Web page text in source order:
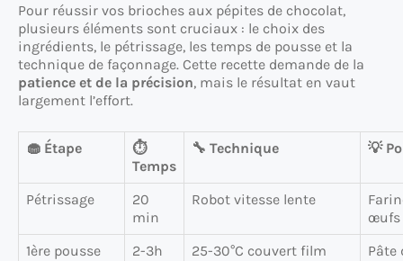
Pour réussir vos brioches aux pépites de chocolat,
plusieurs éléments sont cruciaux : le choix des
ingrédients, le pétrissage, les temps de pousse et la
technique de façonnage. Cette recette demande de la
patience et de la précision, mais le résultat en vaut
largement l’effort.
🧁 Étape
⏱️
Temps
🔧 Technique 💡
Pétrissage
20
min
Robot vitesse lente
œufs
1ère pousse
2-3h 25-30°C couvert film
Pâte